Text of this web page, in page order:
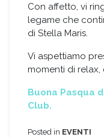
Con affetto, vi
legame che
di Stella Maris.
Vi aspettiamo
momenti di relax,
Buona Pasqua
Club.
Posted in EVENTI